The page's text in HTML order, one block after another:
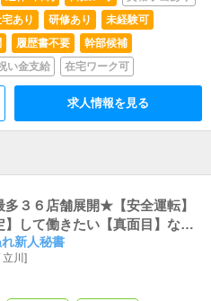
あり 研修あり
未経験可
履歴書不要
幹部候補
い金支給 在宅ワーク可
求人情報を見る
３６店舗展開★【安全運転】
】して働きたい【真面目】なド
さんを募集いたします。
新人秘書
立川]